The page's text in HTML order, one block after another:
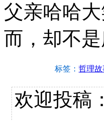
父亲哈哈
而，却不
标签： 哲理故
欢迎投稿